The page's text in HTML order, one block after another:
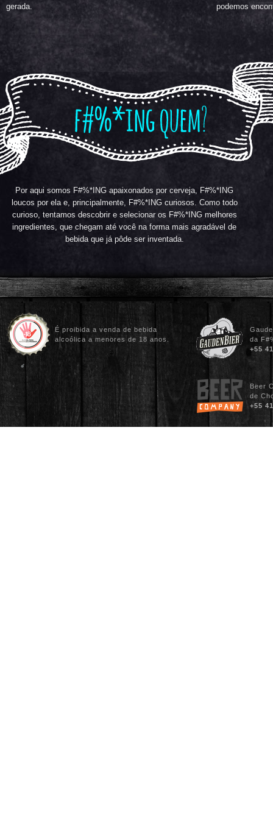
gerada.
podemos
Por aqui somos F#%*ING apaixonados por cerveja, F#%*ING
loucos por ela e, principalmente, F#%*ING curiosos. Como todo
curioso, tentamos descobrir e selecionar os F#%*ING melhores
ingredientes, que chegam até você na forma mais agradável de
bebida que já pôde ser inventada.
É proibida a venda de bebida
alcoólica a menores de 18 anos.
da
+55
Beer
de
+55